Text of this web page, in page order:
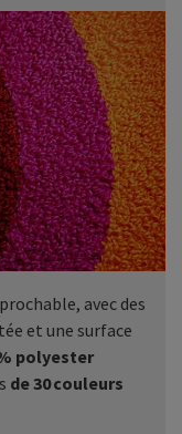
avec des
et une surface
polyester
de 30 couleurs